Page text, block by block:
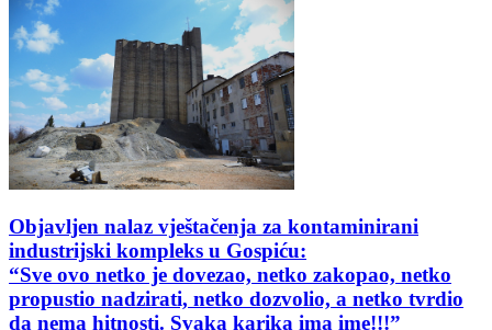
Objavljen nalaz vještačenja za kontaminirani
industrijski kompleks u Gospiću:
“Sve ovo netko je dovezao, netko zakopao, netko
propustio nadzirati, netko dozvolio, a netko tvrdio
da nema hitnosti. Svaka karika ima ime!!!”